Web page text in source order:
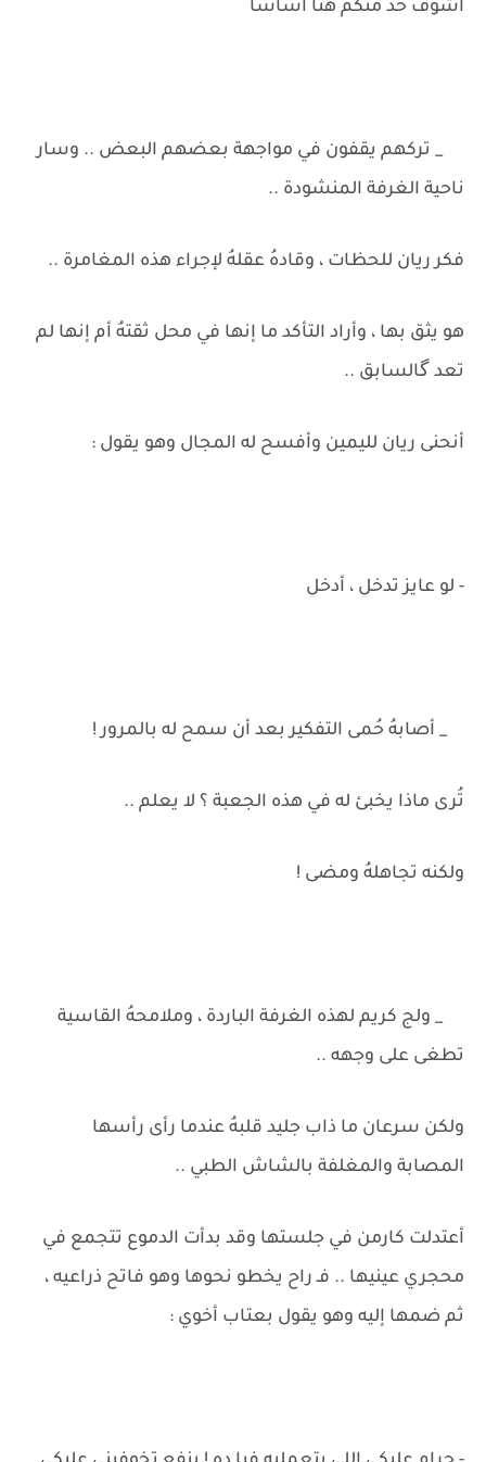
أشوف حد منكم هنا أساسًا
_ تركهم يقفون في مواجهة بعضهم البعض .. وسار
ناحية الغرفة المنشودة ..
فكر ريان للحظات ، وقادهُ عقلهُ لإجراء هذه المغامرة ..
هو يثق بها ، وأراد التأكد ما إنها في محل ثقتهُ أم إنها لم
تعد گالسابق ..
أنحنى ريان لليمين وأفسح له المجال وهو يقول :
- لو عايز تدخل ، أدخل
_ أصابهُ حُمى التفكير بعد أن سمح له بالمرور !
تُرى ماذا يخبئ له في هذه الجعبة ؟ لا يعلم ..
ولكنه تجاهلهُ ومضى !
_ ولج كريم لهذه الغرفة الباردة ، وملامحهُ القاسية
تطغى على وجهه ..
ولكن سرعان ما ذاب جليد قلبهُ عندما رأى رأسها
المصابة والمغلفة بالشاش الطبي ..
أعتدلت كارمن في جلستها وقد بدأت الدموع تتجمع في
محجري عينيها .. فـ راح يخطو نحوها وهو فاتح ذراعيه ،
ثم ضمها إليه وهو يقول بعتاب أخوي :